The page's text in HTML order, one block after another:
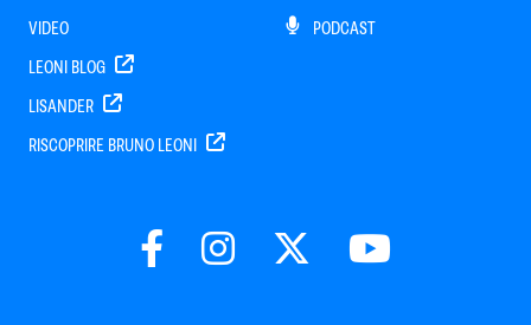
VIDEO
LEONI BLOG
LISANDER
RISCOPRIRE BRUNO LEONI
PODCAST